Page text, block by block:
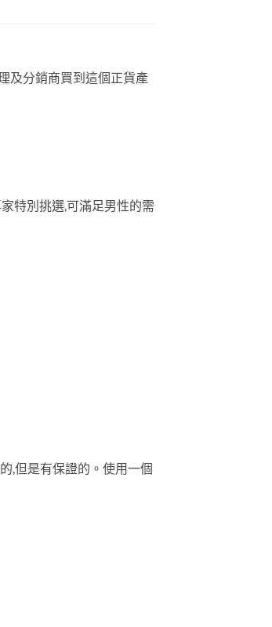
及分銷商買到這個正貨產
特別挑選,可滿足男性的需
,但是有保證的。使用一個